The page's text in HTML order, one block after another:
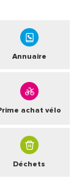
Annuaire
achat vélo
Déchets